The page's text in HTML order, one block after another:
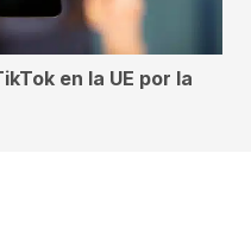
en la UE por la